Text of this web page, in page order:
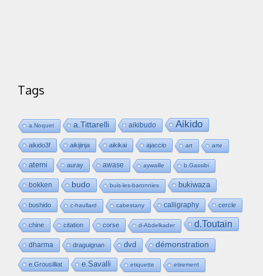
Tags
a.Noquet a.Tittarelli aikibudo Aikido
aikido3f aikijinja aikikai ajaccio art arte
atemi auray awase aywaille b.Gassibi
bokken budo buis-les-baronnies bukiwaza
bushido c-haullard cabestany calligraphy cercle
chine citation corse d-Abdelkader d.Toutain
dharma draguignan dvd démonstration
e.Grousilliat e.Savalli etiquette etirement